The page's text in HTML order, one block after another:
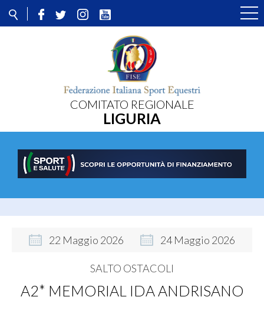
COMITATO REGIONALE
LIGURIA
22 Maggio 2026 24 Maggio 2026
A2* MEMORIAL IDA ANDRISANO
SALTO OSTACOLI